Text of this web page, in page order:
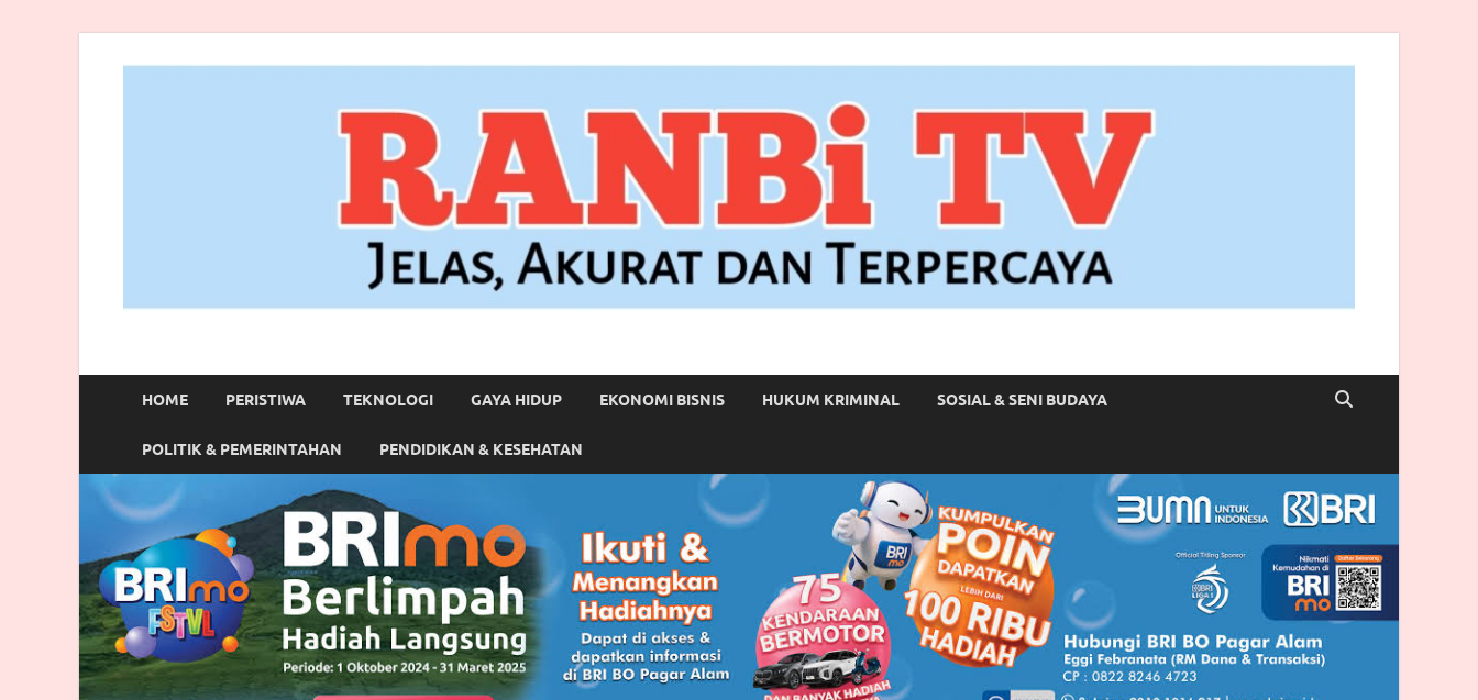
RANBITV.COM
HOME PERISTIWA TEKNOLOGI GAYA HIDUP EKONOMI BISNIS HUKUM KRIMINAL SOSIAL & SENI BUDAYA
POLITIK & PEMERINTAHAN PENDIDIKAN & KESEHATAN